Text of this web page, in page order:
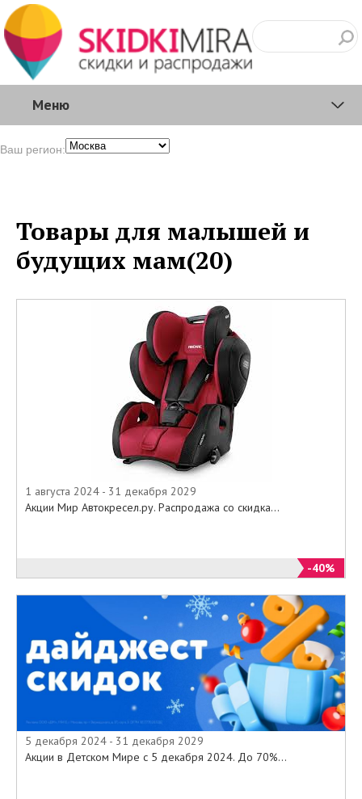
Меню
Ваш регион:
Товары для малышей и
будущих мам(20)
1 августа 2024 - 31 декабря 2029
Акции Мир Автокресел.ру. Распродажа со скидка...
-40%
5 декабря 2024 - 31 декабря 2029
Акции в Детском Мире с 5 декабря 2024. До 70%...